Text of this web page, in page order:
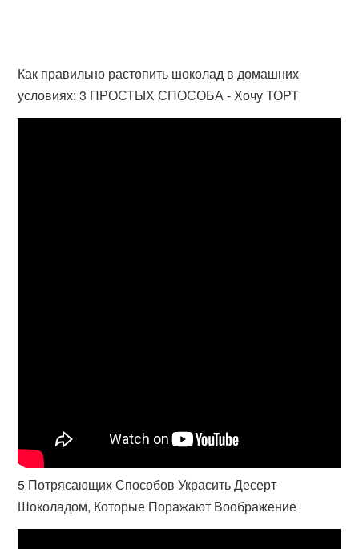
Как правильно растопить шоколад в домашних
условиях: 3 ПРОСТЫХ СПОСОБА - Хочу ТОРТ
5 Потрясающих Способов Украсить Десерт
Шоколадом, Которые Поражают Воображение